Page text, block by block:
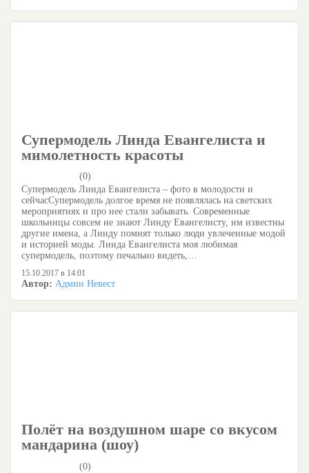
Супермодель Линда Евангелиста и
мимолетность красоты
(0)
Супермодель Линда Евангелиста – фото в молодости и
сейчасСупермодель долгое время не появлялась на светских
мероприятиях и про нее стали забывать. Современные
школьницы совсем не знают Линду Евангелисту, им известны
другие имена, а Линду помнят только люди увлеченные модой
и историей моды. Линда Евангелиста моя любимая
супермодель, поэтому печально видеть,…
15.10.2017 в 14:01
Автор: Админ Невест
Полёт на воздушном шаре со вкусом
мандарина (шоу)
(0)